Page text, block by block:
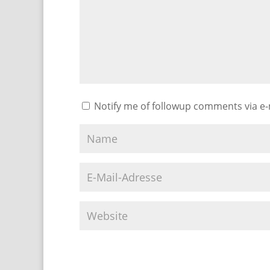
Notify me of followup comments via